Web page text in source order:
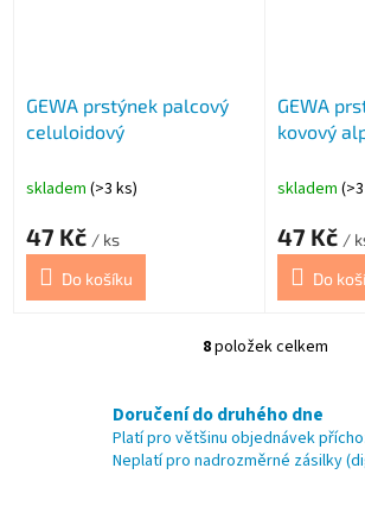
GEWA prstýnek palcový
celuloidový
skladem (>3 ks)
47 Kč / ks
Do košíku
GEWA
kovový
skladem
47 Kč /
Do
O
l
á
d
a
8položek celkem
Doručení do druhého dne
Platí pro většinu objednávek
Neplatí pro nadrozměrné zásilky